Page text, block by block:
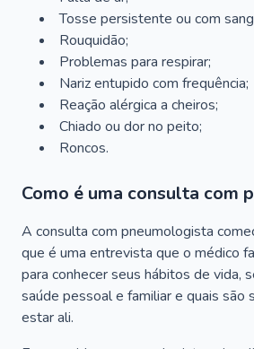
Tosse persistente ou com
Rouquidão;
Problemas para respirar;
Nariz entupido com frequência;
Reação alérgica a cheiros;
Chiado ou dor no peito;
Roncos.
Como é uma consulta com
A consulta com pneumologista
que é uma entrevista que o médico
para conhecer seus hábitos de vida,
saúde pessoal e familiar e quais são
estar ali.